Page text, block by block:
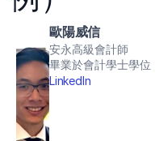
歐陽威信
安永高級會計師
畢業於會計學士學
LinkedIn